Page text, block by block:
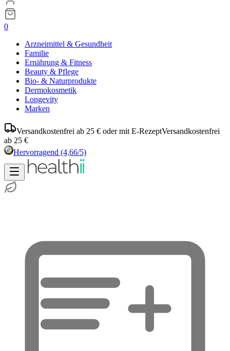
0
Arzneimittel & Gesundheit
Familie
Ernährung & Fitness
Beauty & Pflege
Bio- & Naturprodukte
Dermokosmetik
Longevity
Marken
Versandkostenfrei ab 25 € oder mit E-RezeptVersandkostenfrei
ab 25 €
Hervorragend (4,66/5)